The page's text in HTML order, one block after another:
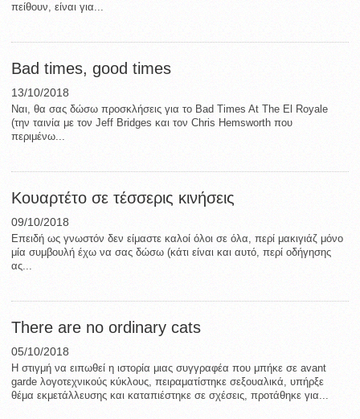
πείθουν, είναι για...
Bad times, good times
13/10/2018
Ναι, θα σας δώσω προσκλήσεις για το Bad Times At The El Royale
(την ταινία με τον Jeff Bridges και τον Chris Hemsworth που
περιμένω...
Κουαρτέτο σε τέσσερις κινήσεις
09/10/2018
Επειδή ως γνωστόν δεν είμαστε καλοί όλοι σε όλα, περί μακιγιάζ μόνο
μία συμβουλή έχω να σας δώσω (κάτι είναι και αυτό, περί οδήγησης
ας...
There are no ordinary cats
05/10/2018
Η στιγμή να ειπωθεί η ιστορία μιας συγγραφέα που μπήκε σε avant
garde λογοτεχνικούς κύκλους, πειραματίστηκε σεξουαλικά, υπήρξε
θέμα εκμετάλλευσης και καταπιέστηκε σε σχέσεις, προτάθηκε για...